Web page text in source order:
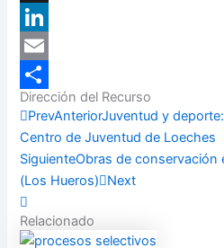
X
LinkedIn
Email
Compartir
Dirección del Recurso
PrevAnteriorJuventud y
Centro de Juventud de Loeches
SiguienteObras de conservación
(Los Hueros)
Next
Relacionado